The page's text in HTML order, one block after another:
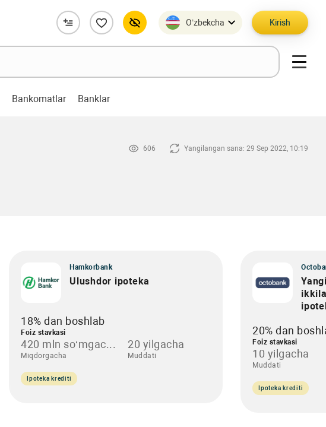
O’zbekcha Kirish
Bankomatlar Banklar
606 Yangilangan sana: 29 Sep 2022, 10:19
Hamkorbank
Ulushdor ipoteka
18% dan boshlab
Foiz stavkasi
420 mln so‘mgac...
Miqdorgacha
20 yilgacha
Muddati
Ipoteka krediti
20% dan
Foiz stavkasi
10 yilgacha
Muddati
Ipoteka krediti